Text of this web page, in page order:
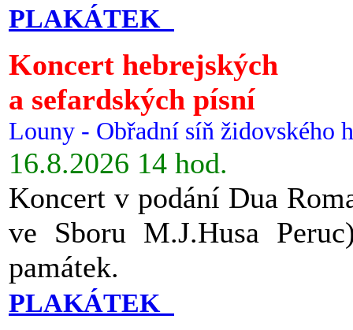
PLAKÁTEK
Koncert hebrejských
a sefardských písní
Louny - Obřadní síň židovského
16.8.2026 14 hod.
Koncert v podání Dua
ve Sboru M.J.Husa
památek.
PLAKÁTEK